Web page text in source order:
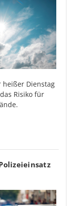
heißer Dienstag
Risiko für